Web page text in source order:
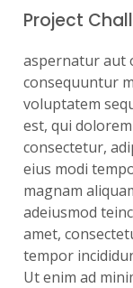
Project
aspernatur aut
consequuntur
voluptatem
est, qui
consectetur,
eius modi
magnam
adeiusmod
amet,
tempor
Ut enim ad